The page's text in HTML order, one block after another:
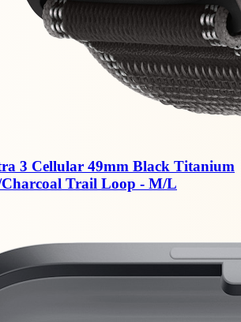
3 Cellular 49mm Black Titanium
Charcoal Trail Loop - M/L